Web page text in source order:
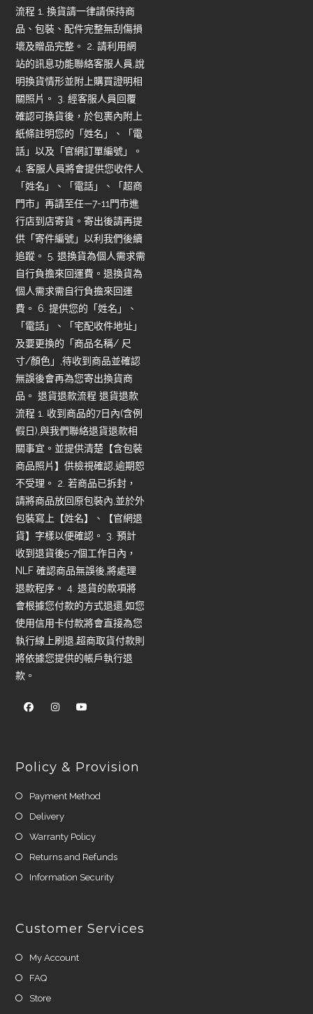
流程 1. 換貨請一律請保持商
品、包裝、配件完整無刮傷損
壞及贈品完整。 2. 請利用網
站的訊息功能聯絡客服人員,說
明換貨情形並附上購買證明相
關照片。 3. 經客服人員回覆
確認可換貨後，於包裹內附上
紙條註明您的「姓名」、「電
話」以及「官網訂單編號」。
4. 客服人員將會提供您收件人
「姓名」、「電話」、「超商
門市」再請至任—7-11門市進
行店到店寄貨。寄出後請再提
供「寄件編號」以利我們後續
追蹤。 5. 退換貨為個人需求需
自行負擔來回運費。退換貨為
個人需求需自行負擔來回運
費。 6. 提供您的「姓名」、
「電話」、「宅配收件地址」
及要更換的「商品名稱/ 尺
寸/顏色」,待收到商品並確認
無誤後會再為您寄出換貨商
品。 退貨退款流程 退貨退款
流程 1. 收到商品的7日內(含例
假日),與我們聯絡退貨退款相
關事宜。並提供清楚【含包裝
商品照片】供檢視確認,逾期恕
不受理。 2. 若商品已拆封，
請將商品放回原包裝內,並於外
包裝寫上【姓名】、【官網退
貨】字樣以便確認。 3. 預計
收到退貨後5-7個工作日內，
NLF 確認商品無誤後,將處理
退款程序。 4. 退貨的款項將
會根據您付款的方式退還,如您
使用信用卡付款將會直接為您
執行線上刷退,超商取貨付款則
將依據您提供的帳戶執行退
款。
Policy & Provision
Payment Method
Delivery
Warranty Policy
Returns and Refunds
Information Security
Customer Services
My Account
FAQ
Store